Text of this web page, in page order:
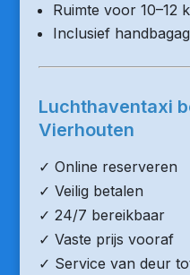
Ruimte voor 10–12
Inclusief
Luchthaventaxi
Vierhouten
✓ Online reserveren
✓ Veilig betalen
✓ 24/7 bereikbaar
✓ Vaste prijs vooraf
✓ Service van deur